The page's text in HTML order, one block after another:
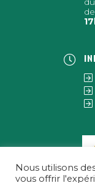
de
Nous utilisons
vous offrir